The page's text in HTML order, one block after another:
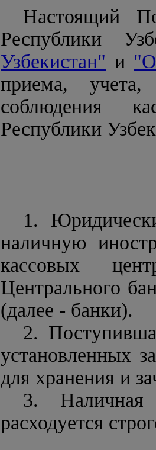
Настоящий
Республики
Узбекистан" и
приема,
соблюдения
Республики
1.
наличную
кассовых
Центрального
(далее - банки).
2.
установленных
для хранения и
3. Наличная
расходуется